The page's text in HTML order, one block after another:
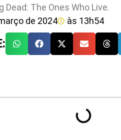
Dead: The Ones Who Live.
de 2024 às 13h54